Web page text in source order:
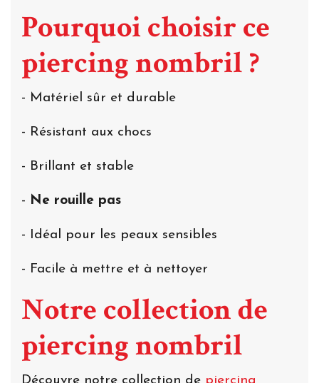
Pourquoi choisir ce
piercing nombril ?
- Matériel sûr et durable
- Résistant aux chocs
- Brillant et stable
- Ne rouille pas
- Idéal pour les peaux sensibles
- Facile à mettre et à nettoyer
Notre collection de
piercing nombril
Découvre notre collection de piercing